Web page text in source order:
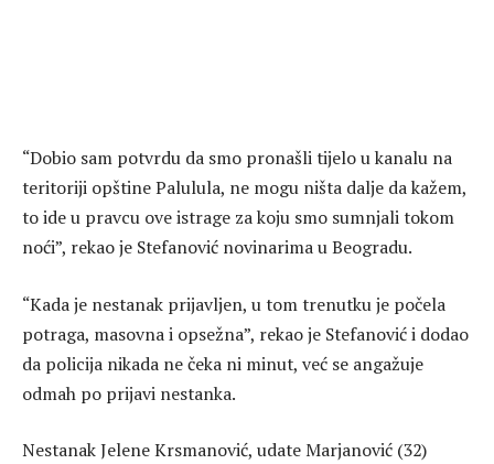
“Dobio sam potvrdu da smo pronašli tijelo u kanalu na
teritoriji opštine Palulula, ne mogu ništa dalje da kažem,
to ide u pravcu ove istrage za koju smo sumnjali tokom
noći”, rekao je Stefanović novinarima u Beogradu.
“Kada je nestanak prijavljen, u tom trenutku je počela
potraga, masovna i opsežna”, rekao je Stefanović i dodao
da policija nikada ne čeka ni minut, već se angažuje
odmah po prijavi nestanka.
Nestanak Jelene Krsmanović, udate Marjanović (32)